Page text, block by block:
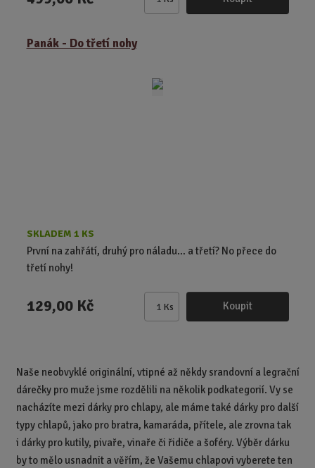
Z
t
Panák - Do třetí nohy
SKLADEM 1 KS
První na zahřátí, druhý pro náladu… a třetí? No přece do
třetí nohy!
129,00 Kč
Z
i
t
p
o
č
Ks Koupit
Naše neobvyklé originální, vtipné až někdy srandovní a legrační
dárečky pro muže jsme rozdělili na několik podkategorií. Vy se
nacházíte mezi dárky pro chlapy, ale máme také dárky pro další
typy chlapů, jako pro bratra, kamaráda, přítele, ale zrovna tak
i dárky pro kutily, pivaře, vinaře či řidiče a šoféry. Výběr dárku
by to mělo usnadnit a věřím, že Vašemu chlapovi vyberete ten